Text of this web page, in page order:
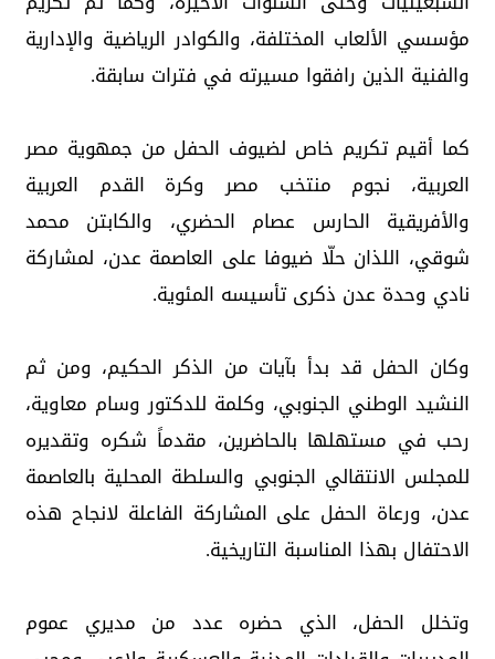
مؤسسي الألعاب المختلفة، والكوادر الرياضية والإدارية
والفنية الذين رافقوا مسيرته في فترات سابقة.
كما أقيم تكريم خاص لضيوف الحفل من جمهوية مصر
العربية، نجوم منتخب مصر وكرة القدم العربية
والأفريقية الحارس عصام الحضري، والكابتن محمد
شوقي، اللذان حلّا ضيوفا على العاصمة عدن، لمشاركة
نادي وحدة عدن ذكرى تأسيسه المئوية.
وكان الحفل قد بدأ بآيات من الذكر الحكيم، ومن ثم
النشيد الوطني الجنوبي، وكلمة للدكتور وسام معاوية،
رحب في مستهلها بالحاضرين، مقدماً شكره وتقديره
للمجلس الانتقالي الجنوبي والسلطة المحلية بالعاصمة
عدن، ورعاة الحفل على المشاركة الفاعلة لانجاح هذه
الاحتفال بهذا المناسبة التاريخية.
وتخلل الحفل، الذي حضره عدد من مديري عموم